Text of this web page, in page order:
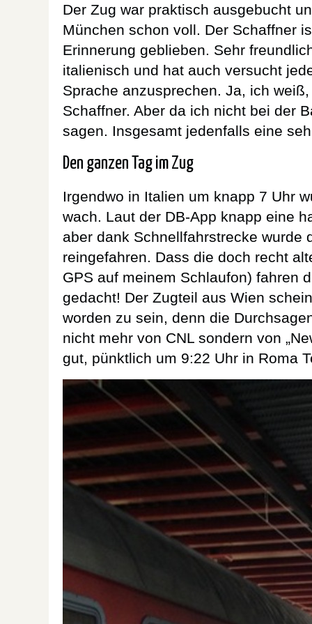
Der Zug war praktisch ausgebucht
München schon voll. Der Schaffner
Erinnerung geblieben. Sehr
italienisch und hat auch versucht
Sprache anzusprechen. Ja, ich
Schaffner. Aber da ich nicht bei der
sagen. Insgesamt jedenfalls eine
Den ganzen Tag im Zug
Irgendwo in Italien um knapp 7 Uhr
wach. Laut der DB-App knapp eine
aber dank Schnellfahrstrecke wurde
reingefahren. Dass die doch recht
GPS auf meinem Schlaufon) fahren
gedacht! Der Zugteil aus Wien
worden zu sein, denn die
nicht mehr von CNL sondern von
gut, pünktlich um 9:22 Uhr in Roma